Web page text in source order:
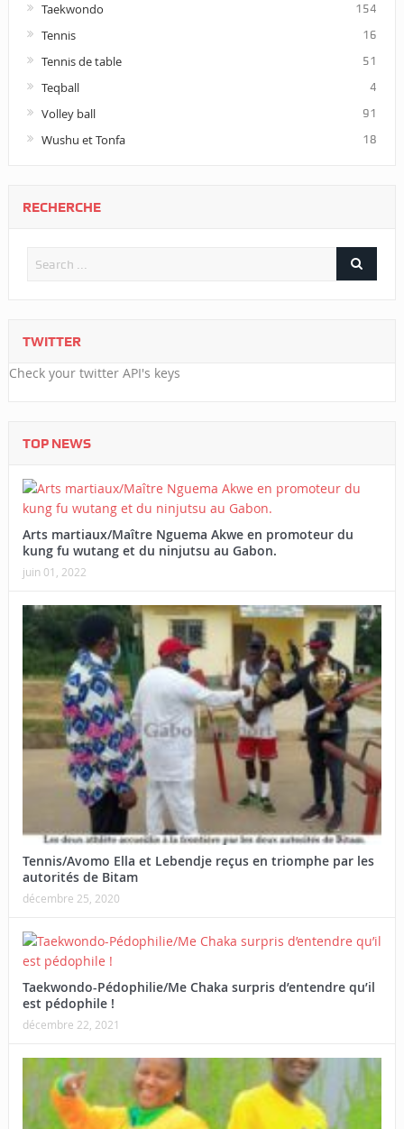
Taekwondo 154
Tennis 16
Tennis de table 51
Teqball 4
Volley ball 91
Wushu et Tonfa 18
RECHERCHE
TWITTER
Check your twitter API's keys
TOP NEWS
Arts martiaux/Maître Nguema Akwe en promoteur du
kung fu wutang et du ninjutsu au Gabon.
juin 01, 2022
Tennis/Avomo Ella et Lebendje reçus en triomphe par les
autorités de Bitam
décembre 25, 2020
Taekwondo-Pédophilie/Me Chaka surpris d’entendre qu’il
est pédophile !
décembre 22, 2021